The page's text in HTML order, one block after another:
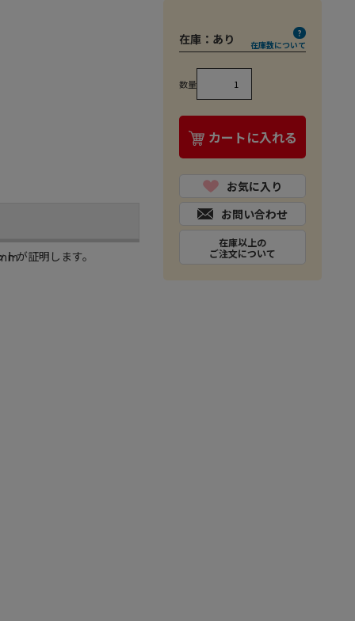
が証明します。
在庫： あり 在庫数について
数量
カートに入れる
お気に入り
お問い合わせ
在庫以上の
ご注文について